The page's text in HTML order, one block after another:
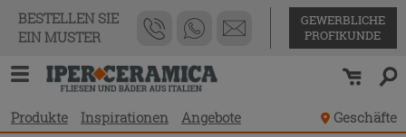
BESTELLEN SIE
EIN MUSTER
GEWERBLICHE
PROFIKUNDE
Produkte Inspirationen Angebote Geschäfte